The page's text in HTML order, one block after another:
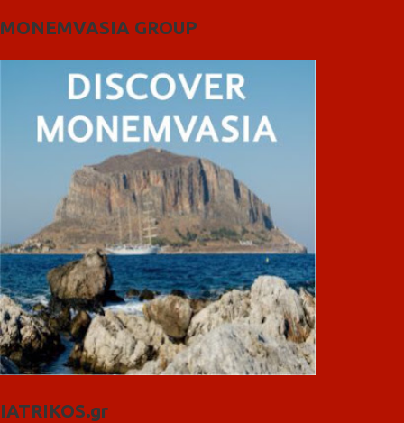
MONEMVASIA GROUP
IATRIKOS.gr